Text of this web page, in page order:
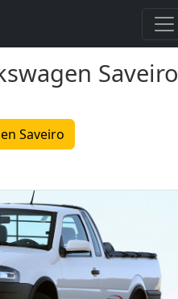
Saveiro
Saveiro